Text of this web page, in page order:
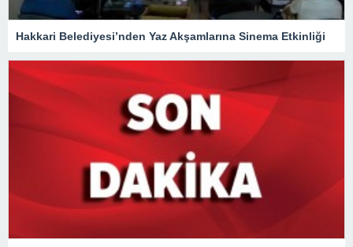
Hakkari Belediyesi’nden Yaz Akşamlarına Sinema Etkinliği